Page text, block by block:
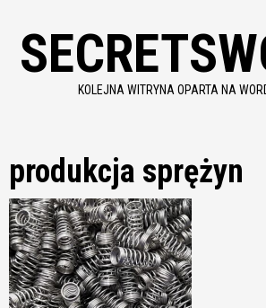
content
KOLEJNA WITRYNA OPARTA NA
produkcja sprężyn